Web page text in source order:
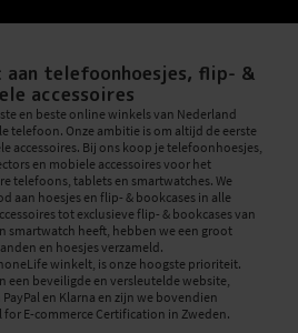
telefoonhoesjes, flip- &
accessoires
en beste online winkels van Nederland
telefoon. Onze ambitie is om altijd de eerste
accessoires. Bij ons koop je telefoonhoesjes,
en mobiele accessoires voor het
telefoons, tablets en smartwatches. We
aan hoesjes en flip- & bookcases in alle
tot exclusieve flip- & bookcases van
smartwatch heeft, hebben we een groot
en hoesjes verzameld.
winkelt, is onze hoogste prioriteit.
een beveiligde en versleutelde website,
en Klarna en zijn we bovendien
E-commerce Certification in Zweden.